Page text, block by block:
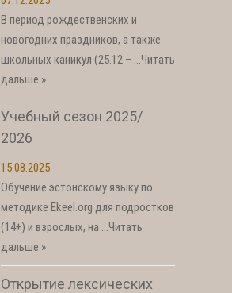
В период рождественских и
новогодних праздников, а также
школьных каникул (25.12 – …Читать
дальше »
Учебный сезон 2025/
2026
15.08.2025
Обучение эстонскому языку по
методике Ekeel.org для подростков
(14+) и взрослых, на …Читать
дальше »
Открытие лексических